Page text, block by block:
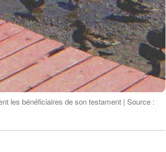
les bénéficiaires de son testament | Source :